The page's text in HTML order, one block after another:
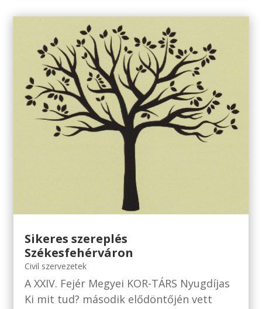
Sikeres szereplés
Székesfehérváron
Civil szervezetek
A XXIV. Fejér Megyei KOR-TÁRS Nyugdíjas
Ki mit tud? második elődöntőjén vett